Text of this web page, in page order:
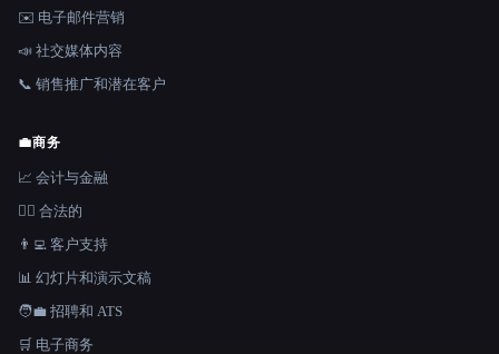
✉️ 电子邮件营销
📣 社交媒体内容
📞 销售推广和潜在客户
💼商务
📈 会计与金融
👩‍⚖️ 合法的
👨‍💻 客户支持
📊 幻灯片和演示文稿
🧑‍💼 招聘和 ATS
🛒 电子商务